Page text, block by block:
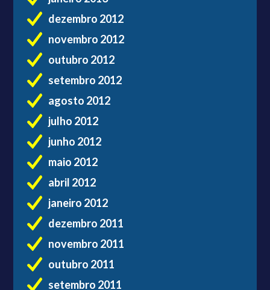
dezembro 2012
novembro 2012
outubro 2012
setembro 2012
agosto 2012
julho 2012
junho 2012
maio 2012
abril 2012
janeiro 2012
dezembro 2011
novembro 2011
outubro 2011
setembro 2011